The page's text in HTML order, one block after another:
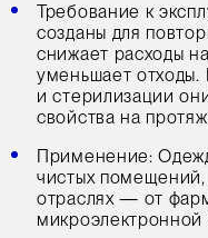
Требование к
созданы для
снижает расходы
уменьшает
и стерилизации
свойства на
Применение:
чистых помещений,
отраслях — от